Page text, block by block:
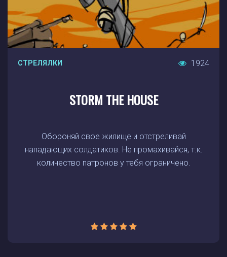
СТРЕЛЯЛКИ 1924
STORM THE HOUSE
Обороняй свое жилище и отстреливай
нападающих солдатиков. Не промахивайся, т.к.
количество патронов у тебя ограничено.